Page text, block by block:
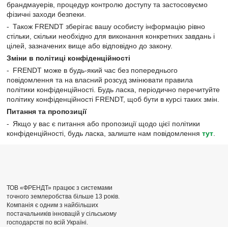
брандмауерів, процедур контролю доступу та застосовуємо
фізичні заходи безпеки.
Також FRENDT зберігає вашу особисту інформацію рівно
стільки, скільки необхідно для виконання конкретних завдань і
цілей, зазначених вище або відповідно до закону.
Зміни в політиці конфіденційності
FRENDT може в будь-який час без попереднього
повідомлення та на власний розсуд змінювати правила
політики конфіденційності. Будь ласка, періодично перечитуйте
політику конфіденційності FRENDT, щоб бути в курсі таких змін.
Питання та пропозиції
Якщо у вас є питання або пропозиції щодо цієї політики
конфіденційності, будь ласка, залиште нам повідомленнятут.
ТОВ «ФРЕНДТ» працює з системами
точного землеробства більше 13 років.
Компанія є одним з найбільших
постачальників інновацій у сільському
господарстві по всій Україні.